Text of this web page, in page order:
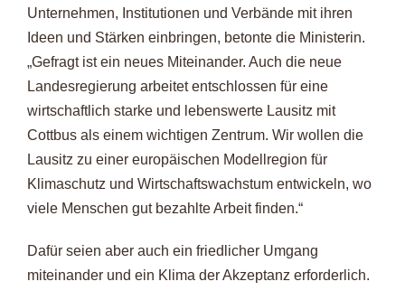
Unternehmen, Institutionen und Verbände mit ihren
Ideen und Stärken einbringen, betonte die Ministerin.
„Gefragt ist ein neues Miteinander. Auch die neue
Landesregierung arbeitet entschlossen für eine
wirtschaftlich starke und lebenswerte Lausitz mit
Cottbus als einem wichtigen Zentrum. Wir wollen die
Lausitz zu einer europäischen Modellregion für
Klimaschutz und Wirtschaftswachstum entwickeln, wo
viele Menschen gut bezahlte Arbeit finden.“
Dafür seien aber auch ein friedlicher Umgang
miteinander und ein Klima der Akzeptanz erforderlich.